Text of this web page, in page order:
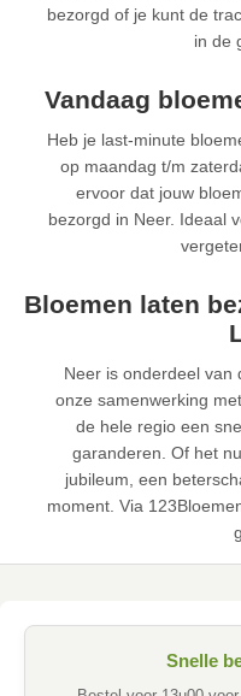
bezorgd of je kunt de
in de
Vandaag
Heb je last-minute
op maandag t/m
ervoor dat jouw
bezorgd in Neer. Ideaal
Bloemen laten
Neer is onderdeel van
onze samenwerking
de hele regio een
garanderen. Of het
jubileum, een
moment. Via
Snelle